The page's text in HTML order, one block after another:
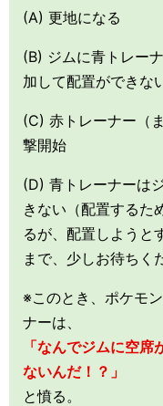
(A) 更地になる
(B) ジムに青トレー
加して配置ができな
(C) 赤トレーナー（
撃開始
(D) 青トレーナーは
きない（配置するた
るが、配置しようと
まで、少しお待ちく
※このとき、ポケモ
ナーは、
「なんでジムに空
ないんだ！？」
と憤る。